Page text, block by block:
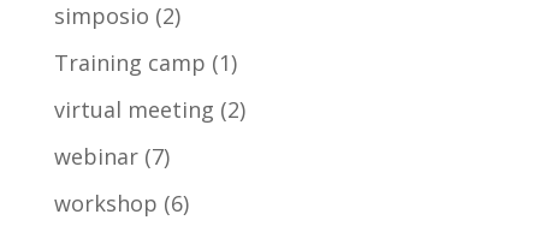
simposio (2)
Training camp (1)
virtual meeting (2)
webinar(7)
workshop (6)